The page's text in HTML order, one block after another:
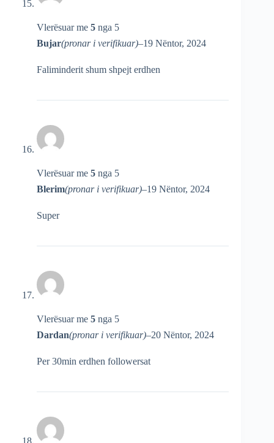
Vlerësuar me 5 nga 5
Bujar(pronar i verifikuar)–19 Nëntor, 2024
Faliminderit shum shpejt erdhen
Vlerësuar me 5 nga 5
Blerim(pronar i verifikuar)–19 Nëntor, 2024
Super
Vlerësuar me 5 nga 5
Dardan(pronar i verifikuar)–20 Nëntor, 2024
Per 30min erdhen followersat